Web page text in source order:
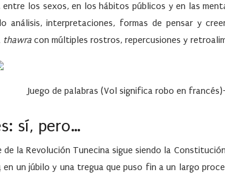
entre los sexos, en los hábitos públicos y en las
análisis, interpretaciones, formas de pensar y
thawra con múltiples rostros, repercusiones y
Juego de palabras (Vol significa robo en
sí, pero…
de la Revolución Tunecina sigue siendo la
en un júbilo y una tregua que puso fin a un largo